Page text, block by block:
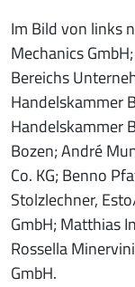
Im Bild von links
Mechanics
Bereichs
Handelskammer
Handelskammer
Bozen; André
Co. KG; Benno
Stolzlechner,
GmbH; Matthias
Rossella
GmbH.